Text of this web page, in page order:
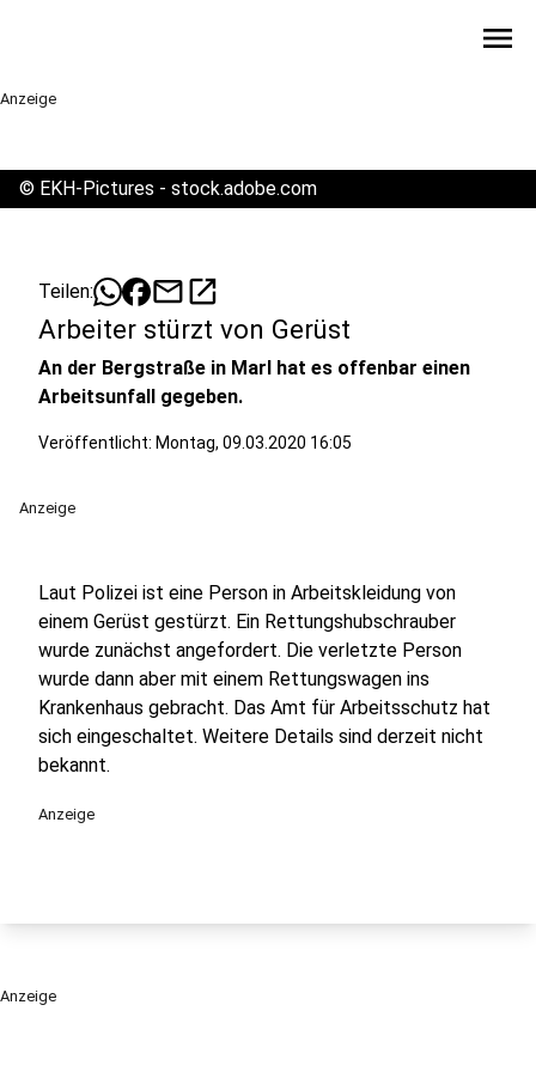
menu
Anzeige
© EKH-Pictures - stock.adobe.com
Teilen: mailopen_in_new
Arbeiter stürzt von Gerüst
An der Bergstraße in Marl hat es offenbar einen
Arbeitsunfall gegeben.
Veröffentlicht: Montag, 09.03.2020 16:05
Anzeige
Laut Polizei ist eine Person in Arbeitskleidung von
einem Gerüst gestürzt. Ein Rettungshubschrauber
wurde zunächst angefordert. Die verletzte Person
wurde dann aber mit einem Rettungswagen ins
Krankenhaus gebracht. Das Amt für Arbeitsschutz hat
sich eingeschaltet. Weitere Details sind derzeit nicht
bekannt.
Anzeige
Anzeige